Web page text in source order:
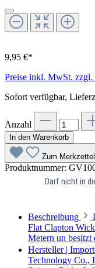
9,95 €*
Preise inkl. MwSt. zzgl.
Sofort verfügbar,
Anzahl
In den Warenkorb
Zum
Produktnummer:
Darf nicht in
Beschreibung
Flat Clapton
Metern un
Hersteller |
Technology Co.,